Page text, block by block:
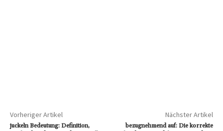
Vorheriger Artikel
juckeln Bedeutung: Definition,
Nächster Artikel
bezugnehmend auf: Die korrekte